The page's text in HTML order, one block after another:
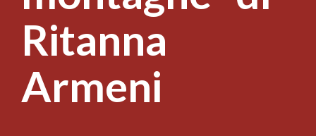
Ritanna
Armeni